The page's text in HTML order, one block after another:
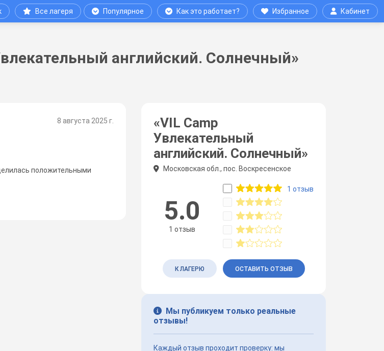
Все лагеря Популярное Как это работает? Избранное Кабинет
английский. Солнечный»
8 августа 2025 г.
положительными
«VIL Camp
Увлекательный
английский. Солнечный»
Московская обл., пос. Воскресенское
5.0
1 отзыв
1 отзыв
К ЛАГЕРЮ ОСТАВИТЬ ОТЗЫВ
Мы публикуем только реальные
отзывы!
Каждый отзыв проходит проверку: мы